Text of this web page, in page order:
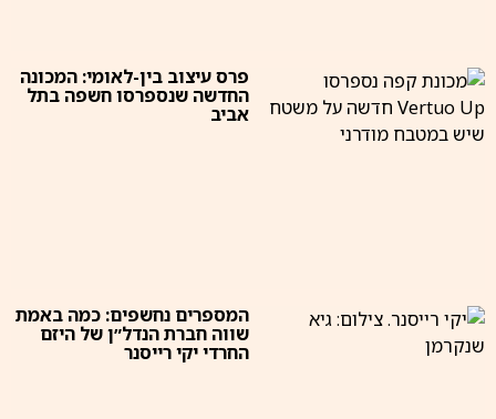
פרס עיצוב בין-לאומי: המכונה
החדשה שנספרסו חשפה בתל
אביב
המספרים נחשפים: כמה באמת
שווה חברת הנדל״ן של היזם
החרדי יקי רייסנר